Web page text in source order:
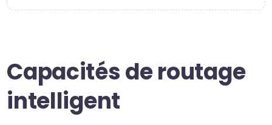
Capacités de routage
intelligent